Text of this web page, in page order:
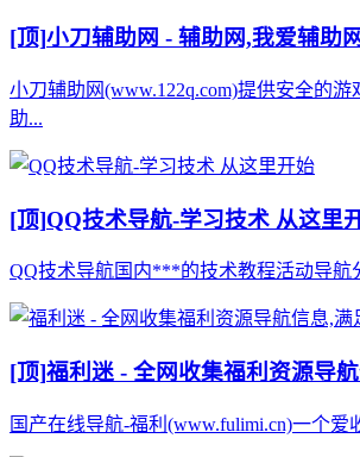
[顶]小刀辅助网 - 辅助网,我爱辅助
小刀辅助网(www.122q.com)提供安全的
助...
[顶]QQ技术导航-学习技术 从这里
QQ技术导航国内***的技术教程活动导航
[顶]福利迷 - 全网收集福利资源导航
国产在线导航-福利(www.fulimi.cn)一个爱